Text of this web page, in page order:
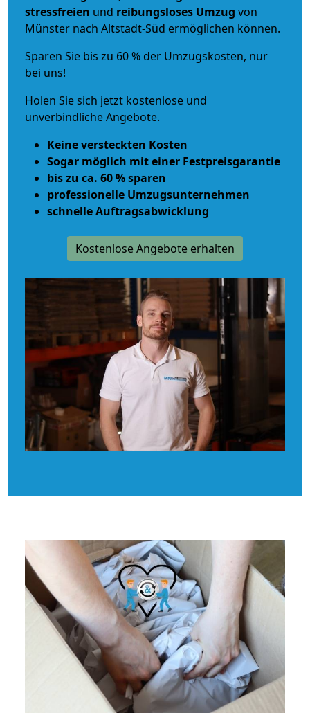
stressfreien und reibungsloses Umzug von
Münster nach Altstadt-Süd ermöglichen können.
Sparen Sie bis zu 60 % der Umzugskosten, nur
bei uns!
Holen Sie sich jetzt kostenlose und
unverbindliche Angebote.
Keine versteckten Kosten
Sogar möglich mit einer Festpreisgarantie
bis zu ca. 60 % sparen
professionelle Umzugsunternehmen
schnelle Auftragsabwicklung
Kostenlose Angebote erhalten